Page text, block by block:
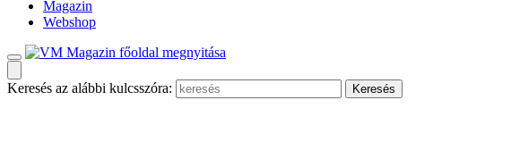
Magazin
Webshop
Keresés az alábbi kulcsszóra: